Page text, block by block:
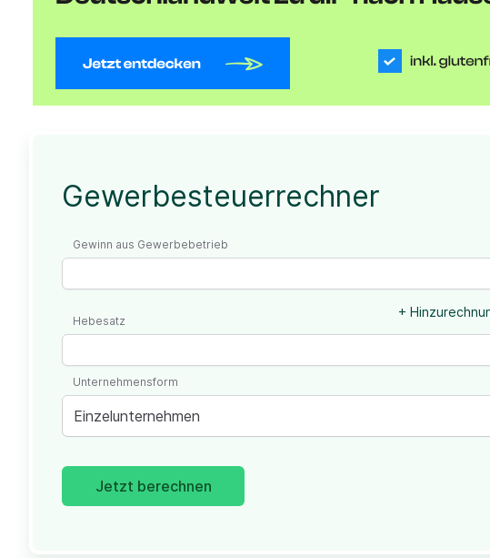
Gewerbesteuerrechner
Gewinn aus Gewerbebetrieb
+
Hebesatz
Einzelunternehmen
Unternehmensform
Jetzt berechnen